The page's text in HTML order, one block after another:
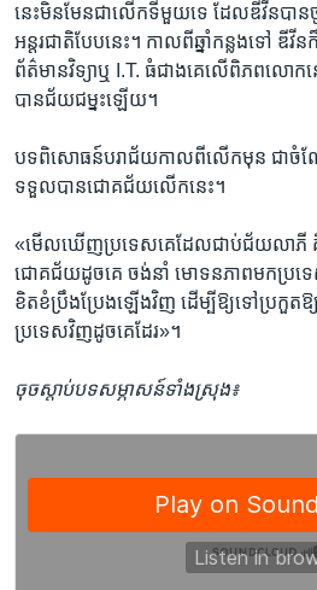
នេះ​មិន​មែន​ជា​លើក​ទី​មួយ​ទេ​ ដែល​ឌីវីន​បាន​ចូ
អន្តរជាតិ​បែប​នេះ​។ កាល​ពី​ឆ្នាំ​កន្លង​ទៅ​ ឌីវីន​
ព័ត៌មាន​វិទ្យា​ឬ​ I.T.​ ធំ​ជាង​គេ​លើ​ពិភពលោក​ន
បាន​ជ័យ​ជ​ម្នះ​ឡើយ​។
បទ​ពិសោធន៍​បរាជ័យ​កាល​ពី​លើក​មុន​ ជា​ចំ
ទទួល​បាន​ជោគជ័យ​លើក​នេះ។​
«មើលឃើញ​ប្រទេស​គេ​ដែល​ជាប់​ជ័យ​លាភី​ គឺ​គ
ជោគ​ជ័យ​ដូច​គេ​ ចង់​នាំ មោទនភាព​មក​ប្រទេ
ខិត​ខំប្រឹង​ប្រែង​ឡើង​វិញ ដើម្បី​ឱ្យទៅប្រកួត​
ប្រទេស​វិញ​ដូច​គេដែរ​»។​
ចុច​ស្តាប់​បទ​សម្ភាសន៍​ទាំង​ស្រុង៖